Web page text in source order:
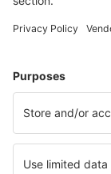
Unterkunft in
Die besten
Unterkunft in Saloa